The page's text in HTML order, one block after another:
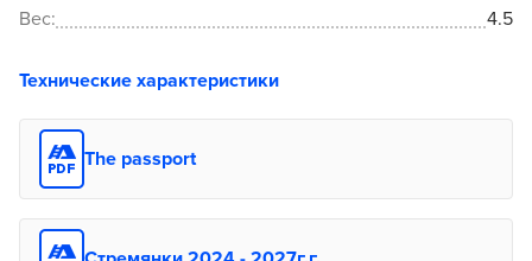
Вес:
4.5
Технические характеристики
The passport